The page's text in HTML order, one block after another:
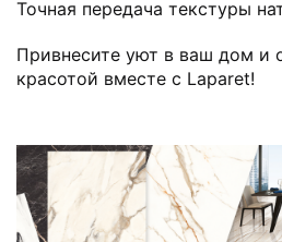
Точная передача текстуры
Привнесите уют в ваш дом и
красотой вместе с Laparet!